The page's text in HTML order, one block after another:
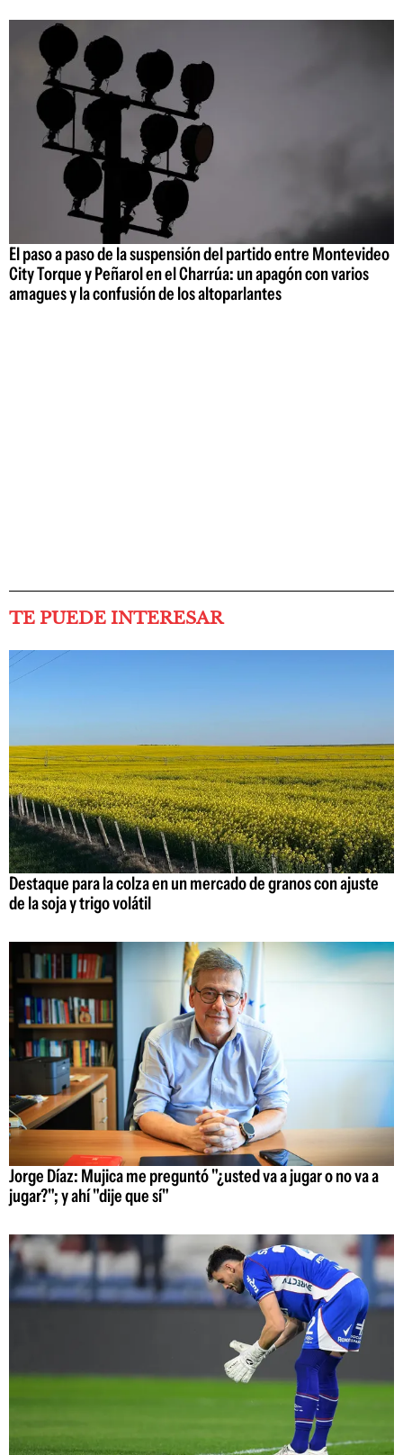
El paso a paso de la suspensión del partido entre Montevideo
City Torque y Peñarol en el Charrúa: un apagón con varios
amagues y la confusión de los altoparlantes
TE PUEDE INTERESAR
Destaque para la colza en un mercado de granos con ajuste
de la soja y trigo volátil
Jorge Díaz: Mujica me preguntó "¿usted va a jugar o no va a
jugar?"; y ahí "dije que sí"